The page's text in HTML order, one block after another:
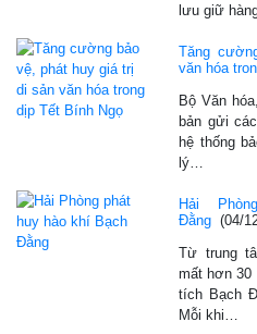
lưu giữ
Tăng
văn hóa
Bộ Văn
bản gửi
hệ thống
lý…
Hải
Đằng (04/
Từ trung
mất hơn 30
tích Bạch
Mỗi khi…